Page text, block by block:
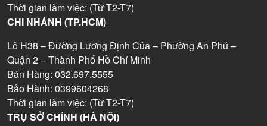
Thời gian làm việc: (Từ T2-T7)
CHI NHÁNH (TP.HCM)
Lô H38 – Đường Lương Định Của – Phường An Phú –
Quận 2 – Thành Phố Hồ Chí Minh
Bán Hàng: 032.697.5555
Bảo Hành: 0399604268
Thời gian làm việc: (Từ T2-T7)
TRỤ SỞ CHÍNH (HÀ NỘI)